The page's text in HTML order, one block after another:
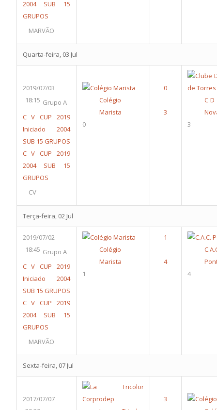
2004 SUB 15
GRUPOS
MARVÃO
Quarta-feira, 03 Jul
2019/07/03
18:15 Grupo A
C V CUP 2019
Iniciado 2004
SUB 15 GRUPOS
C V CUP 2019
2004 SUB 15
GRUPOS
CV
Colégio
Marista
0
C
3
Terça-feira, 02 Jul
2019/07/02
18:45 Grupo A
C V CUP 2019
Iniciado 2004
SUB 15 GRUPOS
C V CUP 2019
2004 SUB 15
GRUPOS
MARVÃO
Colégio
Marista
1
4
Sexta-feira, 07 Jul
2017/07/07